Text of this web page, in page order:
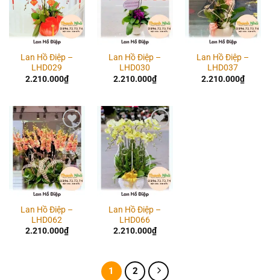
Lan Hồ Điệp –
LHD029
2.210.000₫
Lan Hồ Điệp –
LHD030
2.210.000₫
Lan Hồ Điệp –
LHD037
2.210.000₫
Add to
wishlist
Lan Hồ Điệp –
LHD062
2.210.000₫
Add to
wishlist
Lan Hồ Điệp –
LHD066
2.210.000₫
1 2